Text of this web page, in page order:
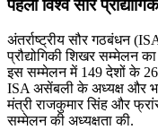
पहला विश्‍व सौर
अंतर्राष्‍ट्रीय सौर गठबंधन
प्रौद्योगिकी शिखर सम्मेलन
इस सम्मेलन में 149 देशों के 26
ISA असेंबली के अध्यक्ष और
मंत्री राजकुमार सिंह और फ्रांस
सम्‍मेलन की अध्यक्षता की.